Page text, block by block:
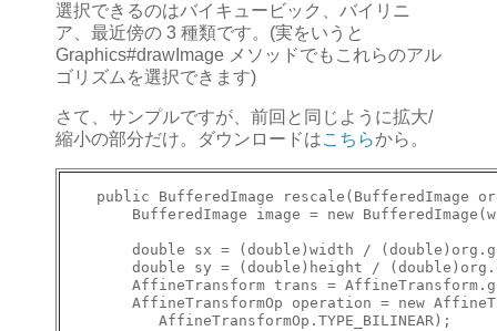
選択できるのはバイキュービック、バイリニ
ア、最近傍の 3 種類です。(実をいうと
Graphics#drawImage メソッドでもこれらのアル
ゴリズムを選択できます)
さて、サンプルですが、前回と同じように拡大/
縮小の部分だけ。ダウンロードはこちらから。
public BufferedImage rescale(BufferedImage
BufferedImage image = new
double sx = (double)width /
double sy = (double)height /
AffineTransform trans =
AffineTransformOp operation = new
           AffineTransformOp.TYPE_BILINEAR);